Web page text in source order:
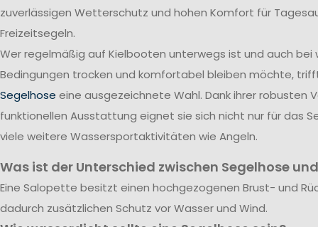
zuverlässigen Wetterschutz und hohen Komfort für
Freizeitsegeln.
Wer regelmäßig auf Kielbooten unterwegs ist und auch bei
Bedingungen trocken und komfortabel bleiben möchte,
Segelhose eine ausgezeichnete Wahl. Dank ihrer robusten
funktionellen Ausstattung eignet sie sich nicht nur für das
viele weitere Wassersportaktivitäten wie Angeln.
Was ist der Unterschied zwischen Segelhose
Eine Salopette besitzt einen hochgezogenen Brust- und
dadurch zusätzlichen Schutz vor Wasser und Wind.